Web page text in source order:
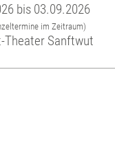
bis 03.09.2026
im Zeitraum)
Theater Sanftwut